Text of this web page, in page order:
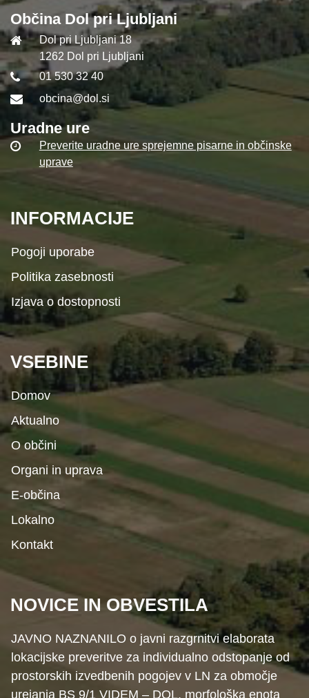
Občina Dol pri Ljubljani
Dol pri Ljubljani 18
1262 Dol pri Ljubljani
01 530 32 40
obcina@dol.si
Uradne ure
Preverite uradne ure sprejemne pisarne in občinske
uprave
INFORMACIJE
Pogoji uporabe
Politika zasebnosti
Izjava o dostopnosti
VSEBINE
Domov
Aktualno
O občini
Organi in uprava
E-občina
Lokalno
Kontakt
NOVICE IN OBVESTILA
JAVNO NAZNANILO o javni razgrnitvi elaborata
lokacijske preveritve za individualno odstopanje od
prostorskih izvedbenih pogojev v LN za območje
urejanja BS 9/1 VIDEM – DOL, morfološka enota